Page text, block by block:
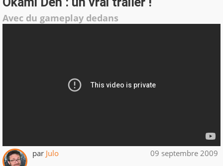
Avec du gameplay dedans
par Julo 09 septembre 2009